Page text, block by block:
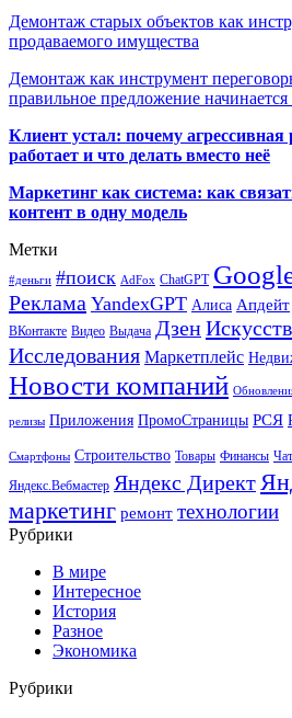
Демонтаж старых объектов как
продаваемого имущества
Демонтаж как инструмент
правильное предложение начинается
Клиент устал: почему
работает и что делать вместо неё
Маркетинг как система: как
контент в одну модель
Метки
#деньги #поиск AdFox ChatGPT
Реклама YandexGPT Алиса Апдейт
ВКонтакте Видео Выдача Дзен
Исследования Маркетплейс
Новости компаний
релизы Приложения ПромоСтраницы РСЯ
Смартфоны Строительство Товары Финансы
Яндекс.Вебмастер Яндекс Директ
маркетинг ремонт технологии
Рубрики
В мире
Интересное
История
Разное
Экономика
Рубрики